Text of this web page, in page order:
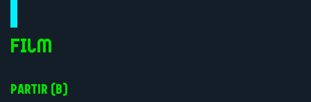
Film
PARTIR (B)